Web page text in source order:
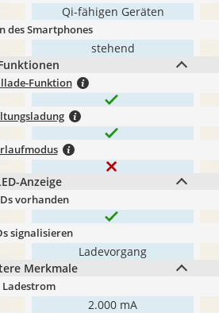
Qi-fähigen Geräten
des Smartphones
stehend
Funktion
Anzeige
vorhanden
signalisieren
Ladevorgang
Merkmale
Ladestrom
2.000 mA